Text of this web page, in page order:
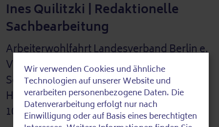
Ines Quilitzki | Redaktionelle
Sachbearbeitung
Arbeiterwohlfahrt Landesverband Berlin e.
V.
Seniorennetz Berlin
Hallesches Ufer 30 A, Innenhof
10963 Berlin
Use
of
personal
Wir verwenden Cookies und ähnliche
Technologien auf unserer Website und
verarbeiten personenbezogene Daten. Die
Datenverarbeitung erfolgt nur nach
Einwilligung oder auf Basis eines berechtigten